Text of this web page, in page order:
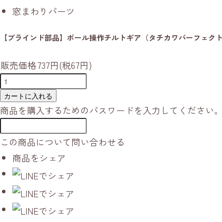
窓まわりパーツ
【ブラインド部品】ポール操作チルトギア（タチカワパーフェクト
販売価格737円(税67円)
カートに入れる
商品を購入するためのパスワードを入力してください。
この商品について問い合わせる
商品をシェア